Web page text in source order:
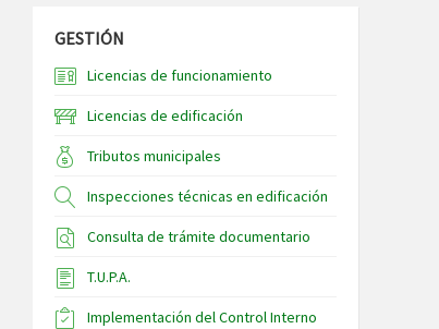
GESTIÓN
Licencias de funcionamiento
Licencias de edificación
Tributos municipales
Inspecciones técnicas en edificación
Consulta de trámite documentario
T.U.P.A.
Implementación del Control Interno